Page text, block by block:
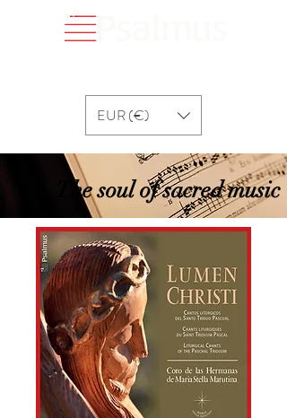
EUR (€)
The soul of sacred music